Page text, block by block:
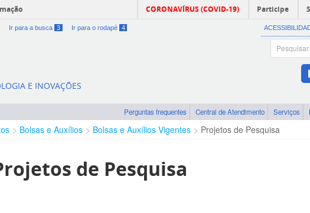
CORONAVÍRUS (COVID-19) Participe
Ir para a busca 3 Ir para o rodapé 4
E INOVAÇÕES
Perguntas frequentes Central de Atendimento Serviços
Bolsas e Auxílios Bolsas e Auxílios Vigentes Projetos de Pesquisa
de Pesquisa